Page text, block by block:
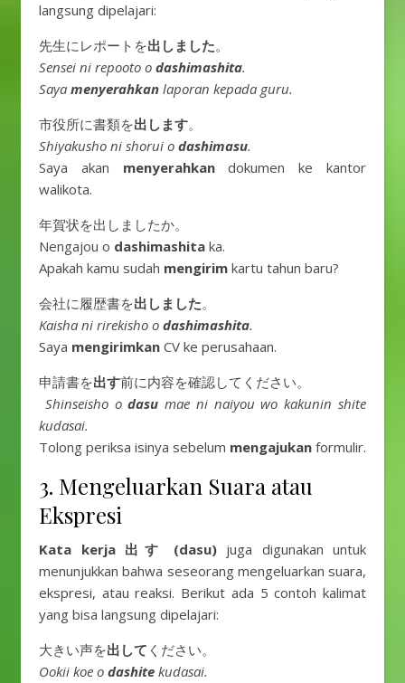
langsung dipelajari:
先生にレポートを出しました。
Sensei ni repooto o dashimashita.
Saya menyerahkan laporan kepada guru.
市役所に書類を出します。
Shiyakusho ni shorui o dashimasu.
Saya akan menyerahkandokumen ke kantor
walikota.
年賀状を出しましたか。
Nengajou o dashimashita ka.
Apakah kamu sudah mengirim kartu tahun baru?
会社に履歴書を出しました。
Kaisha ni rirekisho o dashimashita.
Saya mengirimkan CV ke perusahaan.
申請書を出す前に内容を確認してください。
Shinseisho odasumae ni naiyou wo kakunin shite
kudasai.
Tolong periksa isinya sebelum mengajukan formulir.
3. Mengeluarkan Suara atau
Ekspresi
Kata kerja 出す (dasu)juga digunakan untuk
menunjukkan bahwa seseorang mengeluarkan suara,
ekspresi, atau reaksi. Berikut ada 5 contoh kalimat
yang bisa langsung dipelajari:
大きい声を出して ください。
Ookii koe o dashite kudasai.